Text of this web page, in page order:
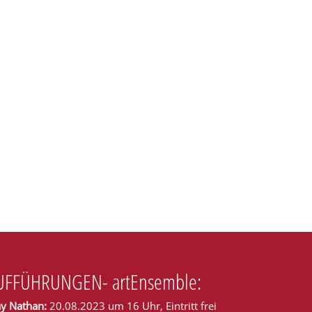
artEnsemble:
Nathan: 20.08.2023 um 16 Uhr, Eintritt frei